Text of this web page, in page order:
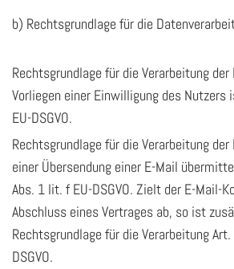
b) Rechtsgrundlage für die
Rechtsgrundlage für die Verarbeitung
Vorliegen einer Einwilligung des Nutzers
EU-DSGVO.
Rechtsgrundlage für die Verarbeitung
einer Übersendung einer E-Mail
Abs. 1 lit. f EU-DSGVO. Zielt der E-Mail-
Abschluss eines Vertrages ab, so ist
Rechtsgrundlage für die Verarbeitung
DSGVO.